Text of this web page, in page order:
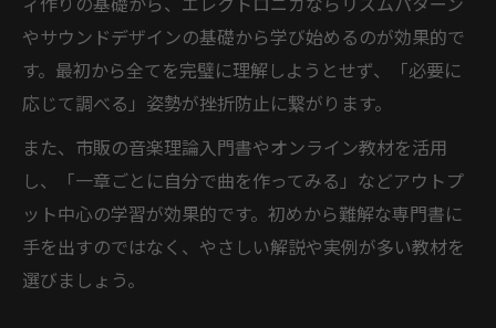
本や教材でDTM音楽理論を独学する方法
DTMで音楽理論を体感的に理解する秘訣
難しそうな理論もDTMを使えば簡単に理解
DTMで難解な音楽理論を直感的に学ぶ方法
和声学や対位法もDTMで楽しく理解可能
DTM活用で音楽理論の壁を乗り越える技
複雑な理論もDTMで可視化して身につける
DTM実践で抽象的な音楽理論が分かる理由
ィ作りの基礎から、エレクトロニカならリズムパターン
やサウンドデザインの基礎から学び始めるのが効果的で
す。最初から全てを完璧に理解しようとせず、「必要に
応じて調べる」姿勢が挫折防止に繋がります。
また、市販の音楽理論入門書やオンライン教材を活用
し、「一章ごとに自分で曲を作ってみる」などアウトプ
ット中心の学習が効果的です。初めから難解な専門書に
手を出すのではなく、やさしい解説や実例が多い教材を
選びましょう。